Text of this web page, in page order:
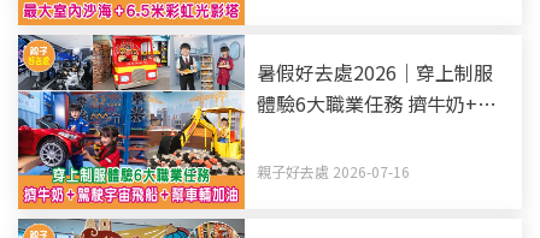
暑假好去處2026｜穿上制服
體驗6大職業任務 擠牛奶+駕
親子好去處 2026-07-16